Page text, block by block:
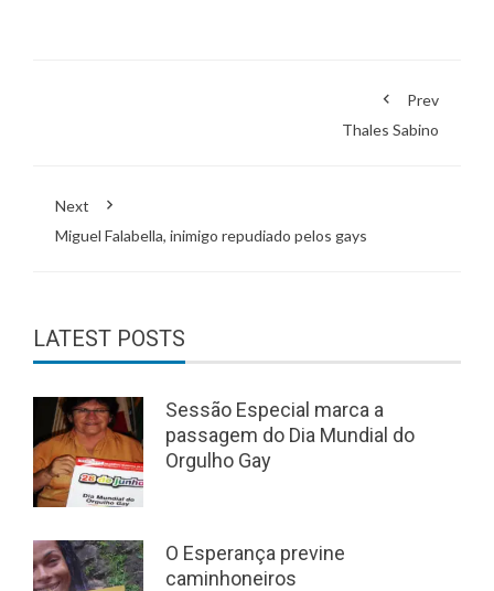
Prev
Thales Sabino
Next
Miguel Falabella, inimigo repudiado pelos gays
LATEST POSTS
Sessão Especial marca a
passagem do Dia Mundial do
Orgulho Gay
O Esperança previne
caminhoneiros